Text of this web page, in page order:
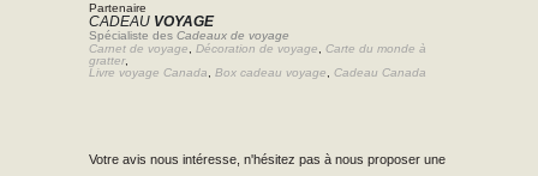
Partenaire
CADEAU VOYAGE
Spécialiste des Cadeaux de voyage
Carnet de voyage, Décoration de voyage, Carte du monde à
gratter,
Livre voyage Canada, Box cadeau voyage, Cadeau Canada
Votre avis nous intéresse, n'hésitez pas à nous proposer une